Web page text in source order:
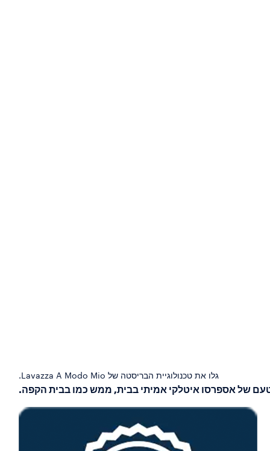
גלו את טכנולוגיית הבריסטה של Lavazza A Modo Mio.
של אספרסו איטלקי אמיתי בבית, ממש כמו בבית הקפה.